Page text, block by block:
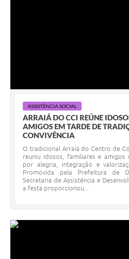
ASSISTÊNCIA SOCIAL
ARRAIÁ DO CCI REÚNE
AMIGOS EM TARDE DE
CONVIVÊNCIA
O tradicional Arraiá do Centro de
reuniu idosos, familiares e amigos
por alegria, integração e
Promovida pela Prefeitura de
Secretaria de Assistência e
a festa proporcionou...